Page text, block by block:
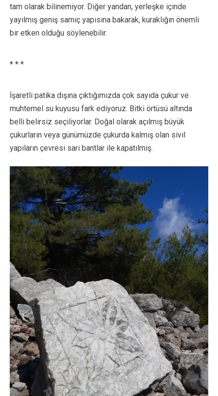
tam olarak bilinemiyor. Diğer yandan, yerleşke içinde
yayılmış geniş sarnıç yapısına bakarak, kuraklığın önemli
bir etken olduğu söylenebilir.
* * *
İşaretli patika dışına çıktığımızda çok sayıda çukur ve
muhtemel su kuyusu fark ediyoruz. Bitki örtüsü altında
belli belirsiz seçiliyorlar. Doğal olarak açılmış büyük
çukurların veya günümüzde çukurda kalmış olan sivil
yapıların çevresi sarı bantlar ile kapatılmış.